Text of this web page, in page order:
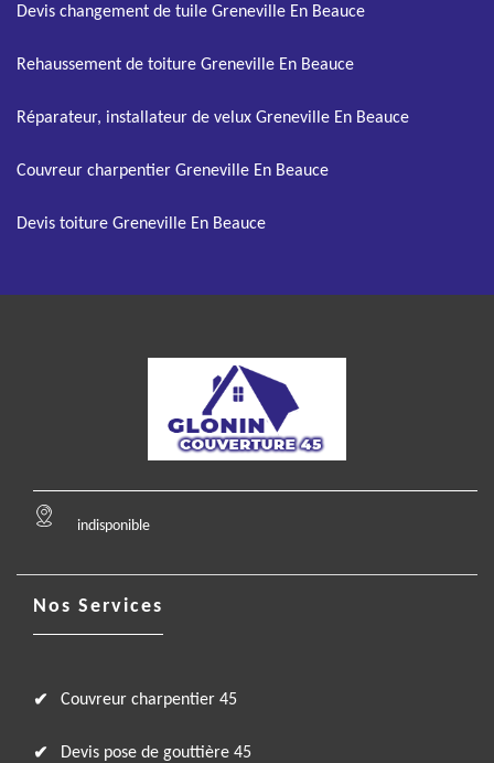
Devis changement de tuile Greneville En Beauce
Rehaussement de toiture Greneville En Beauce
Réparateur, installateur de velux Greneville En Beauce
Couvreur charpentier Greneville En Beauce
Devis toiture Greneville En Beauce
indisponible
Nos Services
Couvreur charpentier 45
Devis pose de gouttière 45